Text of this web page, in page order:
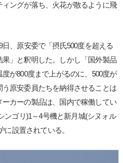
ングが落ち、火花が散るように飛
、原安委で「摂氏500度を超える
」と釈明した。しかし「国外製品
が800度まで上がるのに、500度が
原安委員たちを納得させることは
カーの製品は、国内で稼働してい
ンゴリ)1～4号機と新月城(シヌォル
に設置されている。